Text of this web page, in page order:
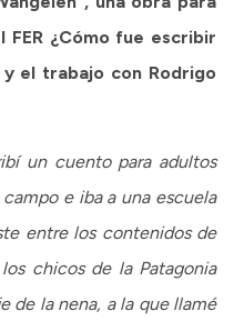
¿Cómo fue escribir
el trabajo con Rodrigo
un cuento para adultos
e iba a una escuela
entre los contenidos de
chicos de la Patagonia
de la nena, a la que llamé